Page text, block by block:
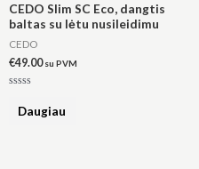
CEDO Slim SC Eco, dangtis
baltas su lėtu nusileidimu
CEDO
€49.00 su PVM
Daugiau